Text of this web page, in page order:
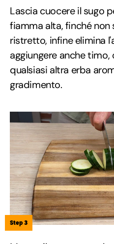
Lascia cuocere il sugo
fiamma alta, finché non
ristretto, infine elimina
aggiungere anche
qualsiasi altra erba
gradimento.
Step 3